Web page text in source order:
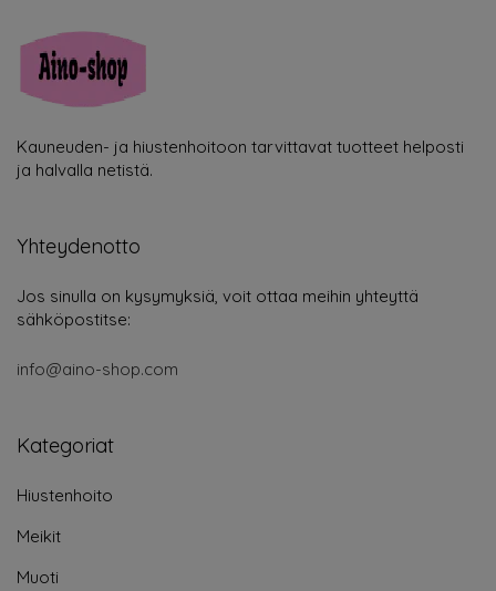
Kauneuden- ja hiustenhoitoon tarvittavat tuotteet helposti
ja halvalla netistä.
Yhteydenotto
Jos sinulla on kysymyksiä, voit ottaa meihin yhteyttä
sähköpostitse:
info@aino-shop.com
Kategoriat
Hiustenhoito
Meikit
Muoti